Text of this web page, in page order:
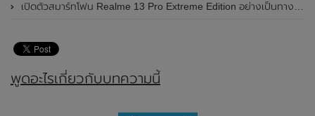
เปิดตัวสมาร์ทโฟน Realme 13 Pro Extreme Edition อย่างเป็นทางการแล้วในประเทศจีน
พูดอะไรเกี่ยวกับบทความนี้